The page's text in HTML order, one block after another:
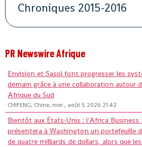
Chroniques 2015-2016
PR Newswire Afrique
Envision et Sasol font progresser les
demain grâce à une collaboration autour
Afrique du Sud
CHIFENG, Chine, mer., août 5 2026 21:42
Bientôt aux États-Unis : l'Africa
présentera à Washington un portefeuille
de quatre milliards de dollars, alors que